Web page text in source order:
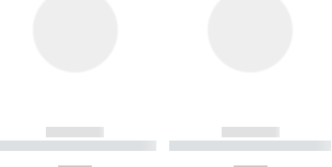
------------
----------- ----------
------------
----------- ----------- ----------